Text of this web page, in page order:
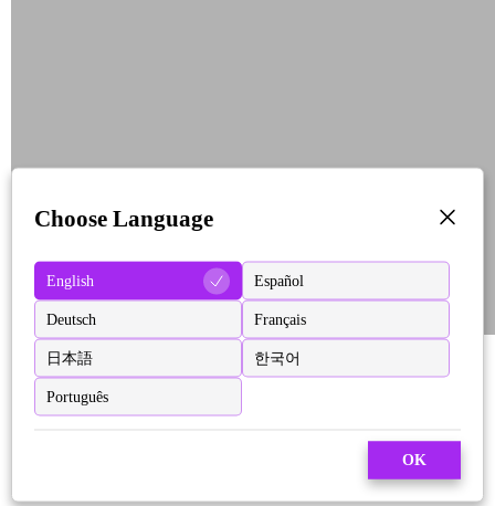
Choose Language
English Español
Deutsch Français
日本語 한국어
Português
OK